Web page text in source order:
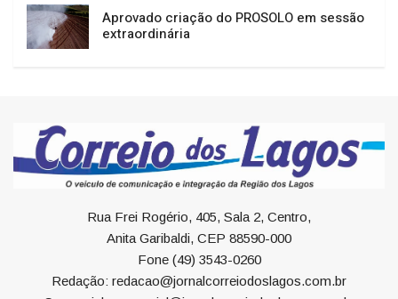
Aprovado criação do PROSOLO em sessão
extraordinária
Rua Frei Rogério, 405, Sala 2, Centro,
Anita Garibaldi, CEP 88590-000
Fone (49) 3543-0260
Redação: redacao@jornalcorreiodoslagos.com.br